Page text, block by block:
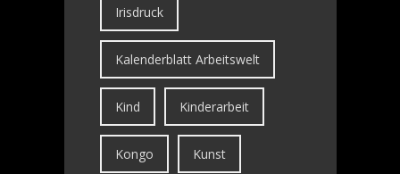
Irisdruck
Kalenderblatt Arbeitswelt
Kind Kinderarbeit
Kongo Kunst